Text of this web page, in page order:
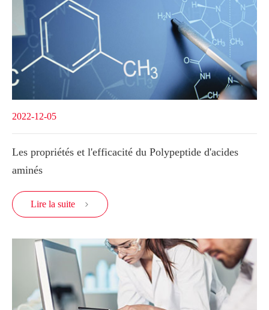
2022-12-05
Les propriétés et l'efficacité du Polypeptide d'acides
aminés
Lire la suite 